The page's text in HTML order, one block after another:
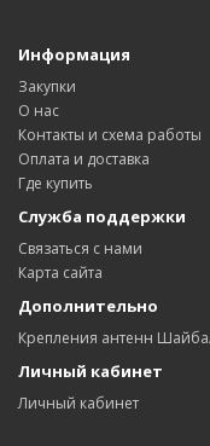
Информация
Закупки
О нас
Контакты и схема работы
Оплата и доставка
Где купить
Служба поддержки
Связаться с нами
Карта сайта
Дополнительно
Крепления антенн
Личный кабинет
Личный кабинет